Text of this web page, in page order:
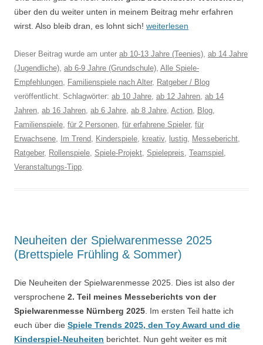
über den du weiter unten in meinem Beitrag mehr erfahren
wirst. Also bleib dran, es lohnt sich! weiterlesen
Dieser Beitrag wurde am unter ab 10-13 Jahre (Teenies), ab 14 Jahre
(Jugendliche), ab 6-9 Jahre (Grundschule), Alle Spiele-
Empfehlungen, Familienspiele nach Alter, Ratgeber / Blog
veröffentlicht. Schlagwörter: ab 10 Jahre, ab 12 Jahren, ab 14
Jahren, ab 16 Jahren, ab 6 Jahre, ab 8 Jahre, Action, Blog,
Familienspiele, für 2 Personen, für erfahrene Spieler, für
Erwachsene, Im Trend, Kinderspiele, kreativ, lustig, Messebericht,
Ratgeber, Rollenspiele, Spiele-Projekt, Spielepreis, Teamspiel ,
Veranstaltungs-Tipp.
Neuheiten der Spielwarenmesse 2025
(Brettspiele Frühling & Sommer)
Die Neuheiten der Spielwarenmesse 2025. Dies ist also der
versprochene 2. Teil meines Messeberichts von der
Spielwarenmesse Nürnberg 2025. Im ersten Teil hatte ich
euch über die Spiele Trends 2025, den Toy Award und die
Kinderspiel-Neuheiten berichtet. Nun geht weiter es mit